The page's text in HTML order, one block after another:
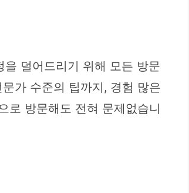
덜어드리기 위해 모든 방문
가 수준의 팁까지, 경험 많은
로 방문해도 전혀 문제없습니